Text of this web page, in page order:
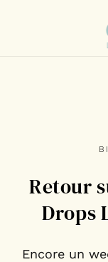
Retour
Drops
Encore un